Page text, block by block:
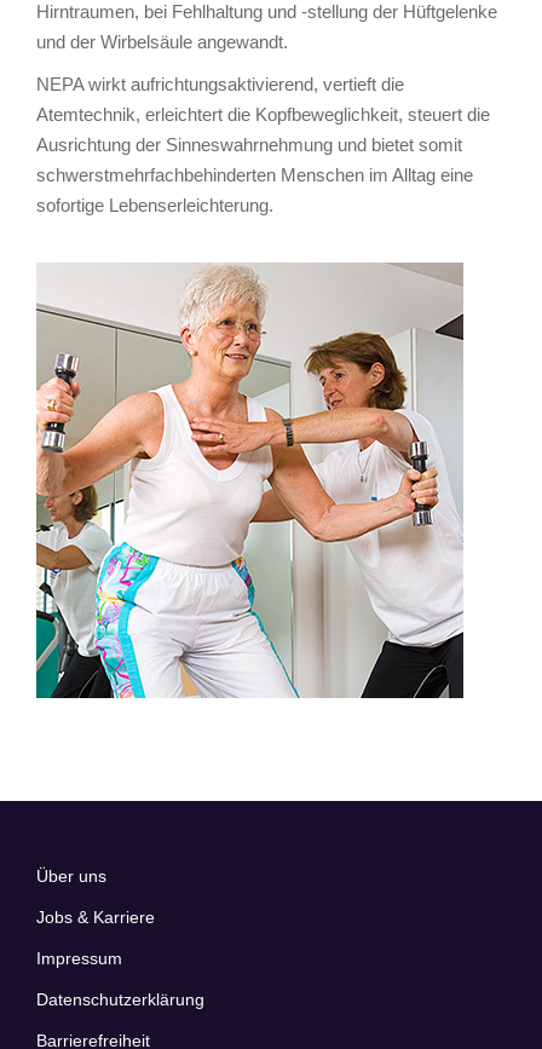
Hirntraumen, bei Fehlhaltung und -stellung der Hüftgelenke
und der Wirbelsäule angewandt.
NEPA wirkt aufrichtungsaktivierend, vertieft die
Atemtechnik, erleichtert die Kopfbeweglichkeit, steuert die
Ausrichtung der Sinneswahrnehmung und bietet somit
schwerstmehrfachbehinderten Menschen im Alltag eine
sofortige Lebenserleichterung.
Über uns
Jobs & Karriere
Impressum
Datenschutzerklärung
Barrierefreiheit​​​